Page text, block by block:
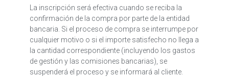
La inscripción será efectiva cuando se reciba la
confirmación de la compra por parte de la entidad
bancaria. Si el proceso de compra se interrumpe por
cualquier motivo o si el importe satisfecho no llega a
la cantidad correspondiente (incluyendo los gastos
de gestión y las comisiones bancarias), se
suspenderá el proceso y se informará al cliente.